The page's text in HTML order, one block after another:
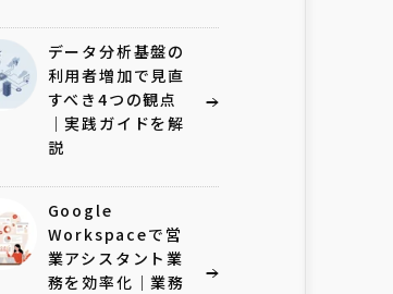
データ分析基盤の
利用者増加で見直
すべき4つの観点
｜実践ガイドを解
説
Google
Workspaceで営
業アシスタント業
務を効率化｜業務